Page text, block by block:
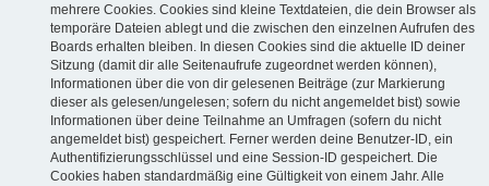
mehrere Cookies. Cookies sind kleine Textdateien, die dein Browser als
temporäre Dateien ablegt und die zwischen den einzelnen Aufrufen des
Boards erhalten bleiben. In diesen Cookies sind die aktuelle ID deiner
Sitzung (damit dir alle Seitenaufrufe zugeordnet werden können),
Informationen über die von dir gelesenen Beiträge (zur Markierung
dieser als gelesen/ungelesen; sofern du nicht angemeldet bist) sowie
Informationen über deine Teilnahme an Umfragen (sofern du nicht
angemeldet bist) gespeichert. Ferner werden deine Benutzer-ID, ein
Authentifizierungsschlüssel und eine Session-ID gespeichert. Die
Cookies haben standardmäßig eine Gültigkeit von einem Jahr. Alle